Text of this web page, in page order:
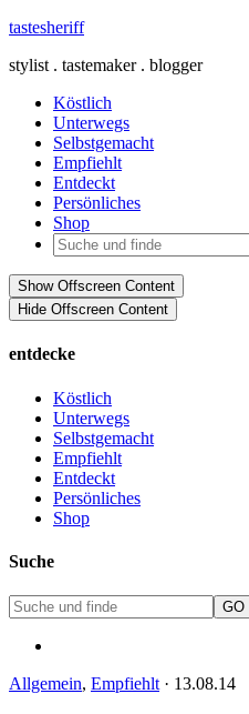
tastesheriff
stylist . tastemaker . blogger
Köstlich
Unterwegs
Selbstgemacht
Empfiehlt
Entdeckt
Persönliches
Shop
Show Offscreen Content
Hide Offscreen Content
entdecke
Köstlich
Unterwegs
Selbstgemacht
Empfiehlt
Entdeckt
Persönliches
Shop
Suche
Allgemein, Empfiehlt · 13.08.14